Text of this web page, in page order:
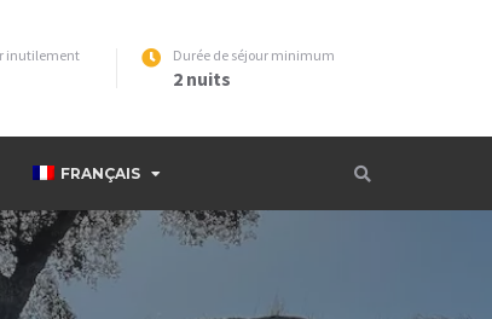
inutilement Durée de séjour minimum
2 nuits
FRANÇAIS